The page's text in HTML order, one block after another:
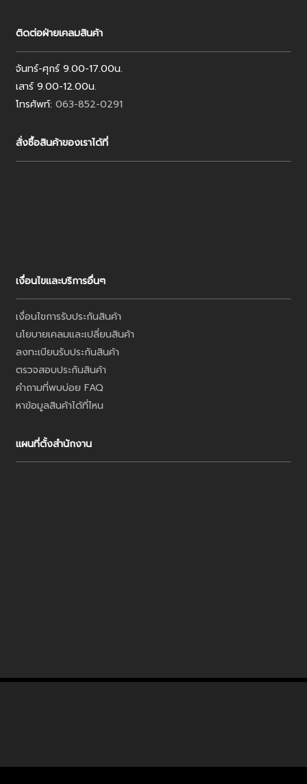
ติดต่อฝ่ายเคลมสินค้า
จันทร์-ศุกร์ 9.00-17.00น.
เสาร์ 9.00-12.00น.
โทรศัพท์: 063-852-0291
สั่งซื้อสินค้าของเราได้ที่
เงื่อนไขและบริการอื่นๆ
เงื่อนไขการรับประกันสินค้า
นโยบายเคลมและเปลี่ยนสินค้า
ลงทะเบียนรับประกันสินค้า
ตรวจสอบประกันสินค้า
คำถามที่พบบ่อย FAQ
หาข้อมูลสินค้าได้ที่ไหน
แผนที่ตั้งสำนักงาน